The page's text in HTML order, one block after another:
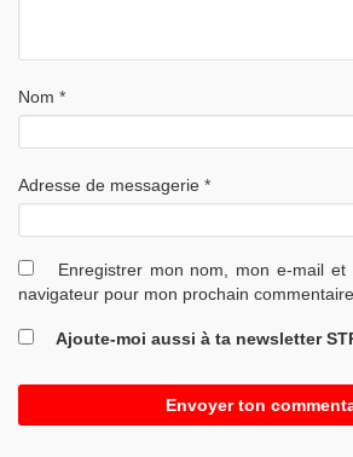
Nom *
Adresse de messagerie *
Enregistrer mon nom, mon e-mail
navigateur pour mon prochain commentaire.
Ajoute-moi aussi à ta newsletter